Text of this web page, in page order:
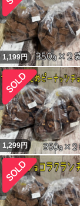
1,199円
1,299円